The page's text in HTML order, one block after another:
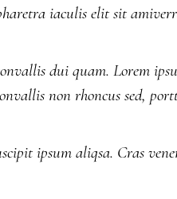
iaculis elit sit
dui quam. Lorem
non rhoncus sed,
ipsum aliqsa. Cras